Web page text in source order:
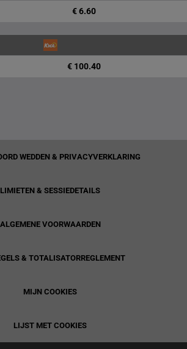
€ 6.60
€ 100.40
WEDDEN & PRIVACYVERKLARING
LIMIETEN & SESSIEDETAILS
ALGEMENE VOORWAARDEN
& TOTALISATORREGLEMENT
MIJN COOKIES
LIJST MET COOKIES